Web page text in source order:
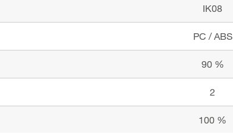
IK08
PC / ABS
90 %
2
100 %